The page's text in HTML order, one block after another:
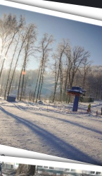
Стерлитамак
Стерлитамак